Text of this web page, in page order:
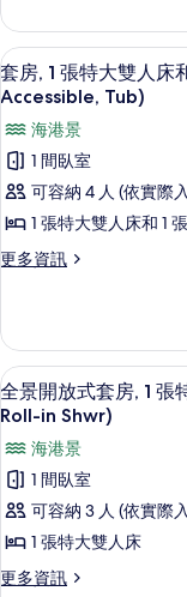
in
Shower)
的
所
有
相
片
Accessible,
Roll-
in
Shower)
的
詳
情
大
雙
人
床
(Mobility
Accessible,
Roll-
in
Shower)
的
有
相
片
1
張
特
大
人
床
(Mobility
Accessible,
Roll-
Shower)
顯
示
套
房,
張
大
人
床
和
1
張
沙
發
床
(Mobility/Hearing
12
套房, 1 張特大雙人
Accessible, Tub)
海港景
1 間臥室
可容納 4 人 (依實際
1 張特大雙人床和 1
更多資訊
更
1
張
特
大
人
床
和
張
發
顯
示
全
景
開
放
式
7
全景開放式套房, 1
Roll-in Shwr)
海港景
1 間臥室
可容納 3 人 (依實際
1 張特大雙人床
更多資訊
更